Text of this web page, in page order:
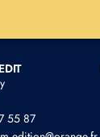
55 87